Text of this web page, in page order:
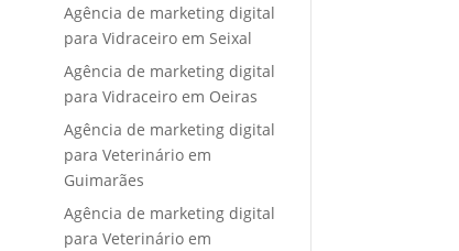
Agência de marketing digital
para Vidraceiro em Seixal
Agência de marketing digital
para Vidraceiro em Oeiras
Agência de marketing digital
para Veterinário em
Guimarães
Agência de marketing digital
para Veterinário em